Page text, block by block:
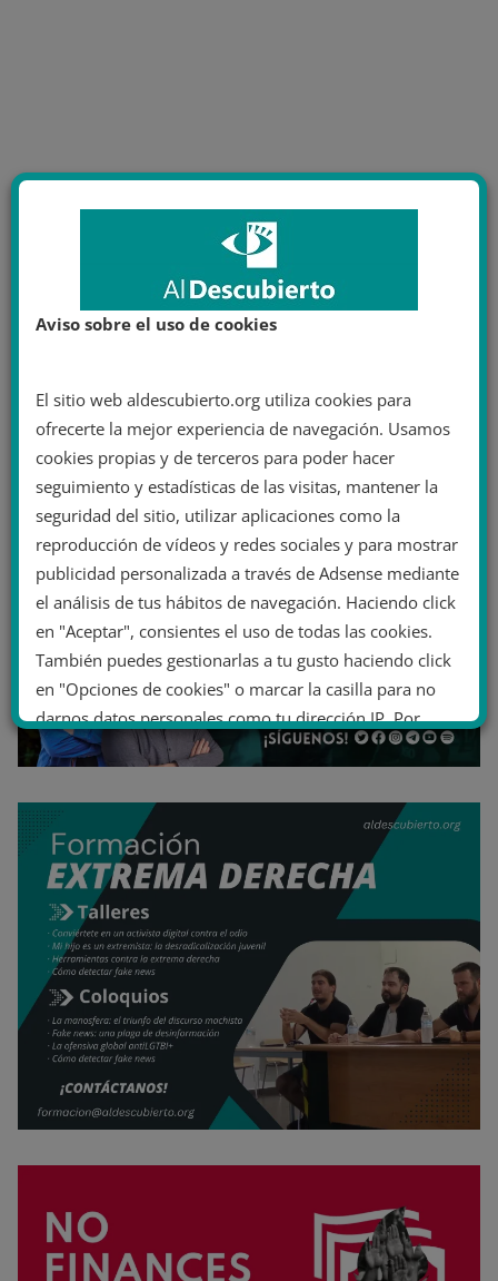
Aviso sobre el uso de cookies
El sitio web aldescubierto.org utiliza cookies para
ofrecerte la mejor experiencia de navegación. Usamos
cookies propias y de terceros para poder hacer
seguimiento y estadísticas de las visitas, mantener la
seguridad del sitio, utilizar aplicaciones como la
reproducción de vídeos y redes sociales y para mostrar
publicidad personalizada a través de Adsense mediante
el análisis de tus hábitos de navegación. Haciendo click
en "Aceptar", consientes el uso de todas las cookies.
También puedes gestionarlas a tu gusto haciendo click
en "Opciones de cookies" o marcar la casilla para no
darnos datos personales como tu dirección IP. Por
último, puedes leer nuestra Política de cookies.
No dar mi información personal
Opciones de cookies Aceptar cookies
Rechazar cookies